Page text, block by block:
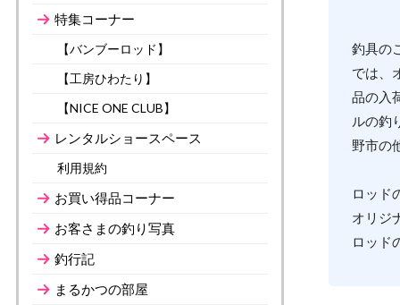
釣具の
では、
品の入
ルの釣
野市の
ロッド
オリジ
ロッド
特集コーナー
【バンブーロッド】
【工房ひわたり】
【NICE ONE CLUB】
レンタルショースペース
利用規約
お買い得品コーナー
お客さまの釣り写真
釣行記
まるかつの部屋